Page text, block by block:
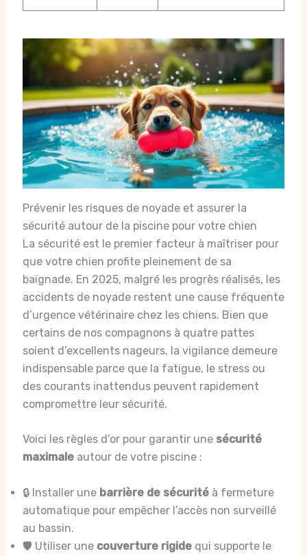
Prévenir les risques de noyade et assurer la
sécurité autour de la piscine pour votre chien
La sécurité est le premier facteur à maîtriser pour
que votre chien profite pleinement de sa
baignade. En 2025, malgré les progrès réalisés, les
accidents de noyade restent une cause fréquente
d’urgence vétérinaire chez les chiens. Bien que
certains de nos compagnons à quatre pattes
soient d’excellents nageurs, la vigilance demeure
indispensable parce que la fatigue, le stress ou
des courants inattendus peuvent rapidement
compromettre leur sécurité.
Voici les règles d’or pour garantir une sécurité
maximaleautour de votre piscine :
🔒 Installer une barrière de sécuritéà fermeture
automatique pour empêcher l’accès non surveillé
au bassin.
🛡️ Utiliser une couverture rigidequi supporte le